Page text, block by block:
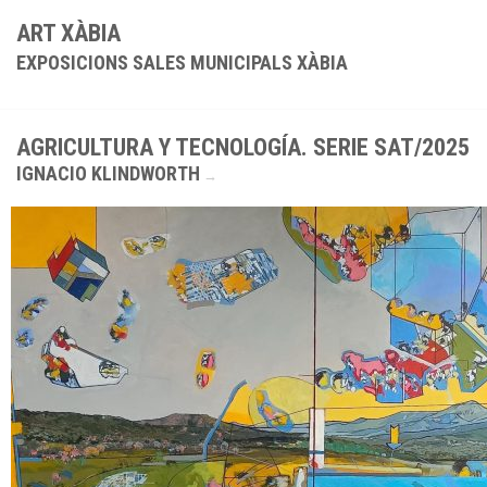
ART XÀBIA
EXPOSICIONS SALES MUNICIPALS XÀBIA
AGRICULTURA Y TECNOLOGÍA. SERIE SAT/2025
IGNACIO KLINDWORTH